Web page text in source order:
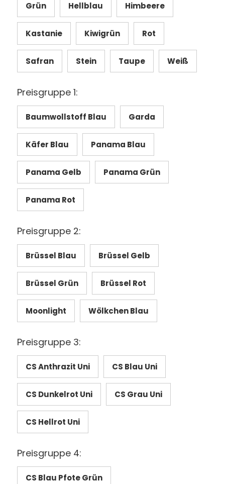
Grün Hellblau Himbeere
Kastanie Kiwigrün Rot
Safran Stein Taupe Weiß
Preisgruppe 1:
Baumwollstoff Blau Garda
Käfer Blau Panama Blau
Panama Gelb Panama Grün
Panama Rot
Preisgruppe 2:
Brüssel Blau Brüssel Gelb
Brüssel Grün Brüssel Rot
Moonlight Wölkchen Blau
Preisgruppe 3:
CS Anthrazit Uni CS Blau Uni
CS Dunkelrot Uni CS Grau Uni
CS Hellrot Uni
Preisgruppe 4:
CS Blau Pfote Grün